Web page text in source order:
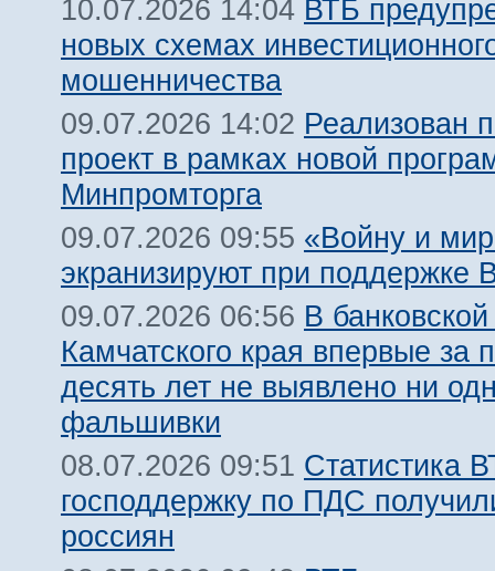
10.07.2026 14:04 ВТБ
новых схемах
мошенничества
09.07.2026 14:02 Реализован
проект в рамках новой
Минпромторга
09.07.2026 09:55 «Войну и
экранизируют при поддержке
09.07.2026 06:56 В
Камчатского края впервые за
десять лет не выявлено ни
фальшивки
08.07.2026 09:51 Статистика
господдержку по ПДС
россиян